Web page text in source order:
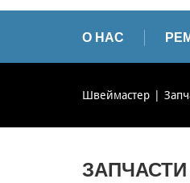
О НАС
Швеймастер
ЗАПЧАСТИ